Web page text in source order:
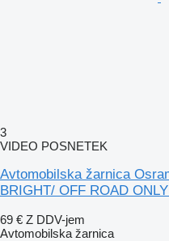
3
VIDEO POSNETEK
Avtomobilska žarnica
BRIGHT/ OFF ROAD
69 € Z DDV-jem
Avtomobilska žarnica